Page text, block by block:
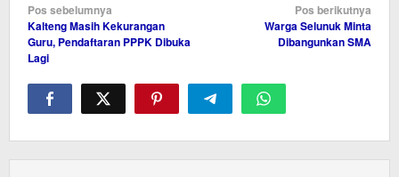
Navigasi
pos
Pos sebelumnya
Kalteng Masih Kekurangan
Guru, Pendaftaran PPPK Dibuka
Lagi
Pos berikutnya
Warga Selunuk Minta
Dibangunkan SMA